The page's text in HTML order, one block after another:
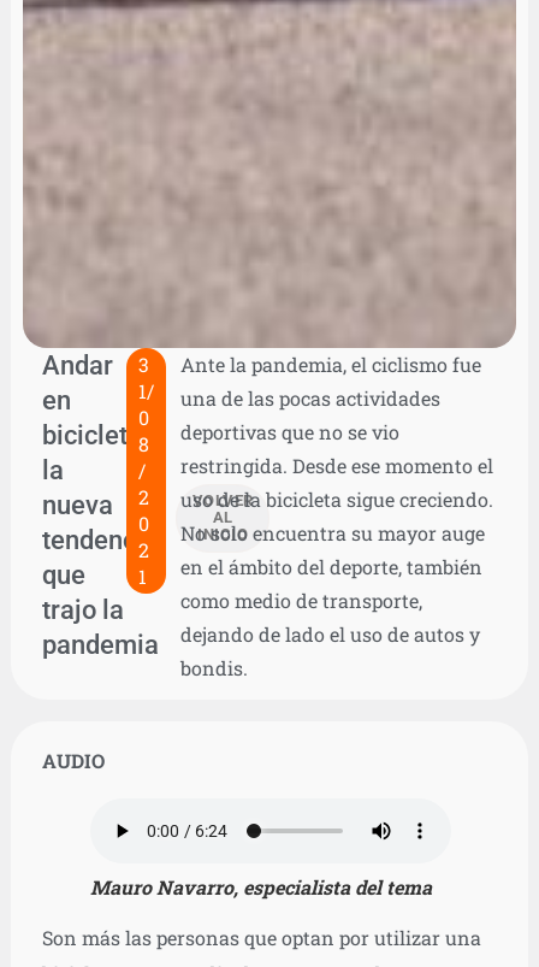
Andar
en
bicicleta,
la
nueva
tendencia
que
trajo la
pandemia
3
1/
0
8
/
2
0
2
1
VOLVER
AL
INICIO
Ante la pandemia, el ciclismo fue
una de las pocas actividades
deportivas que no se vio
restringida. Desde ese momento el
uso de la bicicleta sigue creciendo.
No solo encuentra su mayor auge
en el ámbito del deporte, también
como medio de transporte,
dejando de lado el uso de autos y
bondis.
AUDIO
Mauro Navarro, especialista del tema
Son más las personas que optan por utilizar una